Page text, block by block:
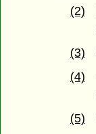
(2)
(3)
(4)
(5)